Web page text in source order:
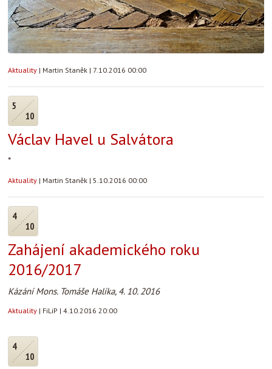
Aktuality | Martin Staněk | 7.10.2016 00:00
5
10
Václav Havel u Salvátora
*
Aktuality | Martin Staněk | 5.10.2016 00:00
4
10
Zahájení akademického roku
2016/2017
Kázání Mons. Tomáše Halíka, 4. 10. 2016
Aktuality | FiLiP | 4.10.2016 20:00
4
10